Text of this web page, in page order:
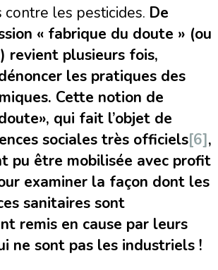
contre les pesticides. De
« fabrique du doute » (ou
revient plusieurs fois,
les pratiques des
Cette notion de
qui fait l’objet de
sociales très officiels[6],
pu être mobilisée avec profit
examiner la façon dont les
sanitaires sont
remis en cause par leurs
ne sont pas les industriels !